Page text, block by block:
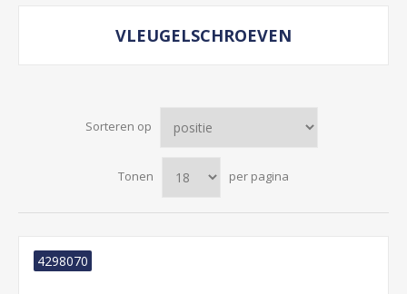
VLEUGELSCHROEVEN
Sorteren op
Tonen per pagina
4298070